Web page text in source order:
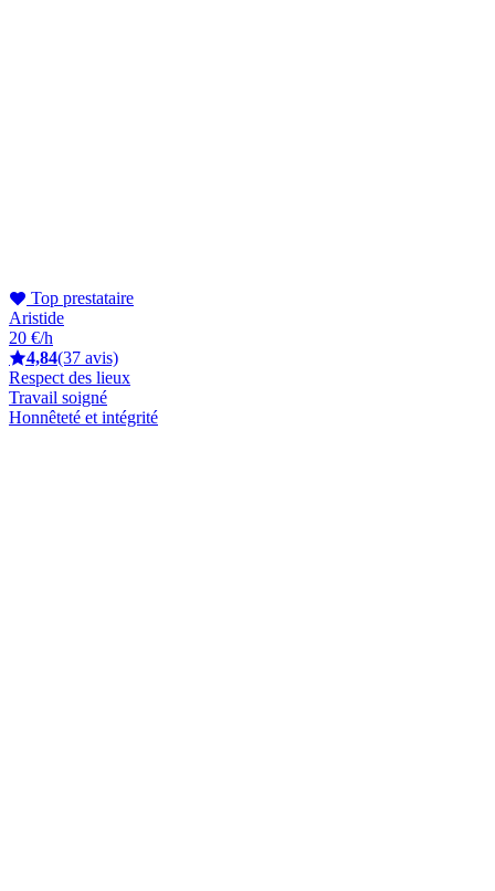
Top prestataire
Aristide
20 €/h
4,84(37 avis)
Respect des lieux
Travail soigné
Honnêteté et intégrité